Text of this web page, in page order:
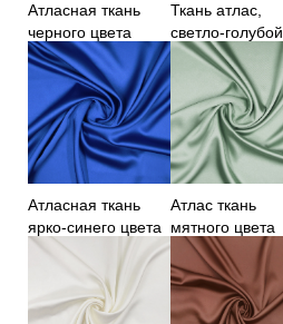
Атласная ткань
черного цвета
Ткань атлас,
светло-голубой
цвет
Атласная ткань
ярко-синего цвета
Атлас ткань
мятного цвета